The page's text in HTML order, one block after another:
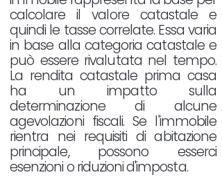
calcolare il valore catastale e
quindi le tasse correlate. Essa varia
in base alla categoria catastale e
può essere rivalutata nel tempo.
La rendita catastale prima casa
ha un impatto sulla
determinazione di alcune
agevolazioni fiscali. Se l'immobile
rientra nei requisiti di abitazione
principale, possono esserci
esenzioni o riduzioni d'imposta.